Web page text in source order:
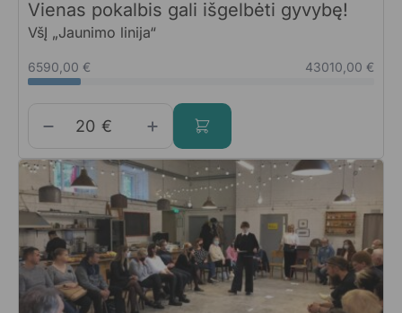
Vienas pokalbis gali išgelbėti gyvybę!
VšĮ „Jaunimo linija“
6590,00 € 43010,00 €
€